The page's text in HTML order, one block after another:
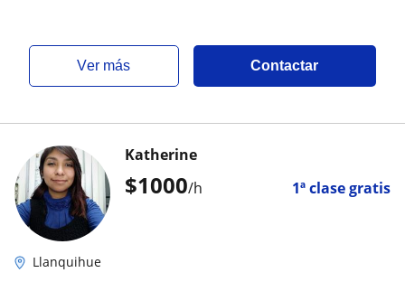
ver más Contactar
$1000/h 1ª clase gratis
Katherine
Llanquihue